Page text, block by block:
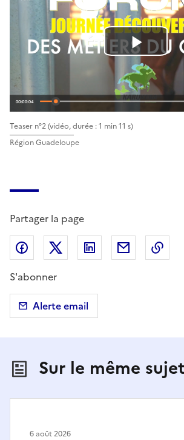
v
i
d
é
L
i
r
v
Teaser n°2(vidéo, durée : 1 min 11 s)
Région Guadeloupe
Partager la page
Partager sur Facebook
Partager sur X
Partager surPartager
S'abonner
Alerte email
Sur le même sujet
6 août 2026